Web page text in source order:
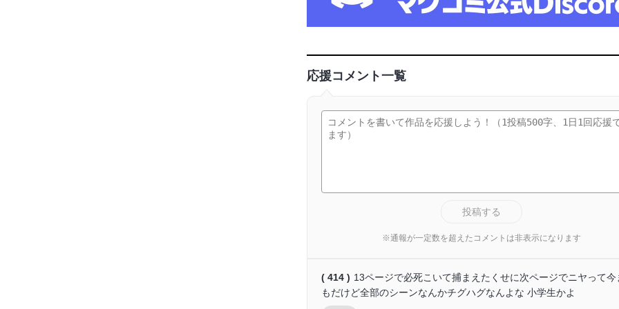
応援コメント一覧
投稿する
※通報が一定数を超えたコメントは非表示になります
( 414 ) 13ページで必死こいて捕まえたくせに次ページでニヤって今
もだけど全部のシーンなんかチグハグなんよな 小学生かよ